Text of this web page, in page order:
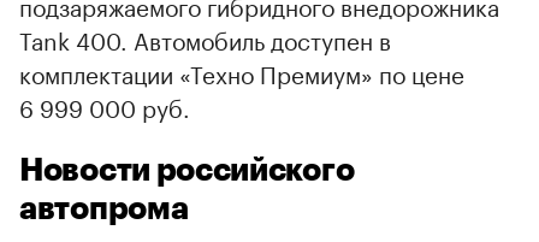
Tank 400. Автомобиль доступен в
комплектации «Техно Премиум» по цене
6 999 000 руб.
Новости российского
автопрома